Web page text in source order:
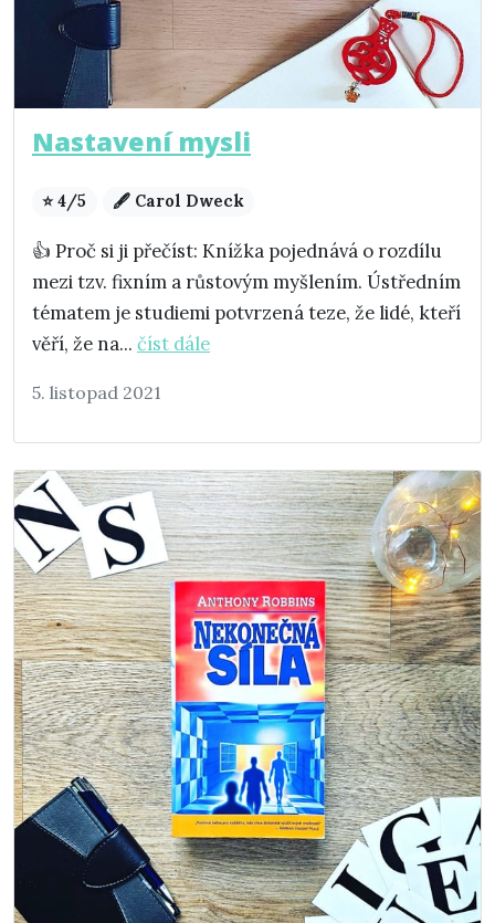
Nastavení mysli
⭐ 4/5 🖋️ Carol Dweck
👍 Proč si ji přečíst: Knížka pojednává o rozdílu
mezi tzv. fixním a růstovým myšlením. Ústředním
tématem je studiemi potvrzená teze, že lidé, kteří
věří, že na... číst dále
5. listopad 2021